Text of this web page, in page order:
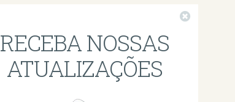
RECEBA NOSSAS
ATUALIZAÇÕES